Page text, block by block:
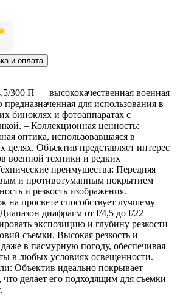
и оплата
300 П — высококачественная военная
предназначенная для использования в
биноклях и фотоаппаратах с
– Коллекционная ценность:
оптика, использовавшаяся в
целях. Объектив представляет интерес
военной техники и редких
преимущества: Передняя
и противотуманным покрытием
и резкость изображения.
на просвете способствует лучшему
диафрагм от f/4,5 до f/22
экспозицию и глубину резкости
съемки. Высокая резкость и
даже в пасмурную погоду, обеспечивая
в любых условиях освещенности. –
Объектив идеально покрывает
делает его подходящим для съемки